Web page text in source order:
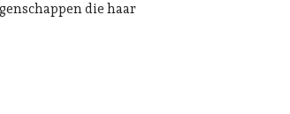
die haar